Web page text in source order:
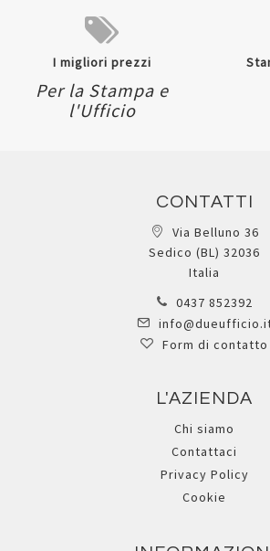
I migliori prezzi
Per la Stampa e
l'Ufficio
CONTATTI
Via Belluno 36
Sedico (BL) 32036
Italia
0437 852392
Form di contatto
L'AZIENDA
Chi siamo
Contattaci
Privacy Policy
Cookie